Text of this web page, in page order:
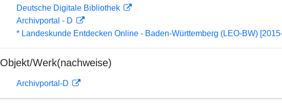
Deutsche Digitale Bibliothek
Archivportal - D
* Landeskunde Entdecken Online - Baden-Württemberg (LEO-BW)
Objekt/Werk(nachweise)
Archivportal-D